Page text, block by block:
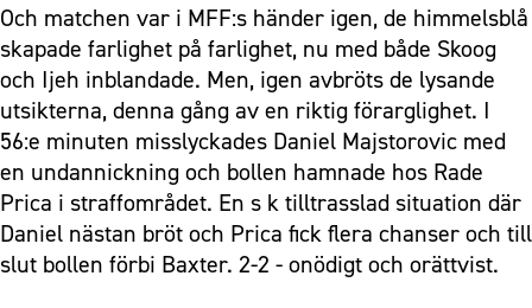
Och matchen var i MFF:s händer igen, de himmelsblå
skapade farlighet på farlighet, nu med både Skoog
och Ijeh inblandade. Men, igen avbröts de lysande
utsikterna, denna gång av en riktig förarglighet. I
56:e minuten misslyckades Daniel Majstorovic med
en undannickning och bollen hamnade hos Rade
Prica i straffområdet. En s k tilltrasslad situation där
Daniel nästan bröt och Prica fick flera chanser och till
slut bollen förbi Baxter. 2-2 - onödigt och orättvist.